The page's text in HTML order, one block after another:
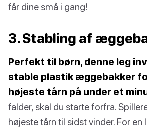
får dine små i gang!
3. Stabling af
Perfekt til børn, denne leg
stable plastik æggebakker
højeste tårn på under et
falder, skal du starte forfra.
højeste tårn til sidst vinder. For en